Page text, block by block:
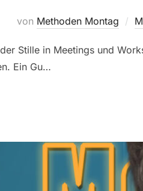
von Methoden Montag
Stille in Meetings und
Ein Gu…